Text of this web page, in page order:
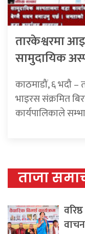
तारकेश्वरमा
सामुदायिक
काठमाडौं, ६ भदौ –
भाइरस संक्रमित
कार्यपालिकाले
ताजा
वाचन